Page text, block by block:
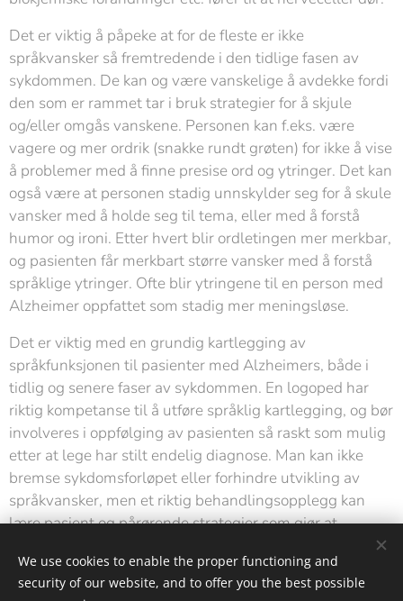
Det er viktig å påpeke at for de fleste er ikke
språkvansker så fremtredende i den tidlige fasen av
sykdommen. De kan og være vanskelige å avdekke fordi
den som er rammet tar i bruk strategier for å skjule
og/eller omgås vanskene. Personen kan f.eks. være
vagere og mer ordrik (snakke rundt grøten) for ikke å vise
å problemer med å finne presise ord og ytringer. Det kan
også være at personen stadig unnskylder seg for å skule
vansker med å holde seg til tema, eller med å forstå
humor og ironi. Etter hvert blir ordletingen mer merkbar,
og pasienten får merkbart større vansker med å forstå
språklige ytringer. Ofte blir ytringene til en person med
Alzheimer oppfattet som stadig mer meningsløse.
Det er viktig med en grundig kartlegging av
språkfunksjonen til pasienter med Alzheimers, både i
tidlig og senere faser av sykdommen. En logoped har
riktig kompetanse til å utføre språklig kartlegging, og bør
involveres i oppfølging av pasienten så raskt som mulig
etter at lege har stilt endelig diagnose. Man kan ikke
bremse sykdomsforløpet eller forhindre utvikling av
språkvansker, men et riktig behandlingsopplegg kan
lære pasient og pårørende strategier som gjør at
kommunikasjon kan opprettholdes så lenge som mulig.
We use cookies to enable the proper functioning and
security of our website, and to offer you the best possible